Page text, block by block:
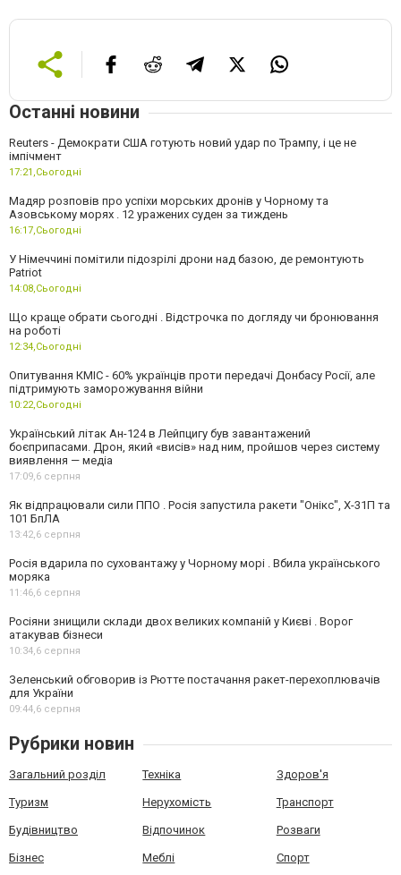
Останні новини
Reuters - Демократи США готують новий удар по Трампу, і це не
імпічмент
17:21,Сьогодні
Мадяр розповів про успіхи морських дронів у Чорному та
Азовському морях . 12 уражених суден за тиждень
16:17,Сьогодні
У Німеччині помітили підозрілі дрони над базою, де ремонтують
Patriot
14:08,Сьогодні
Що краще обрати сьогодні . Відстрочка по догляду чи бронювання
на роботі
12:34,Сьогодні
Опитування КМІС - 60% українців проти передачі Донбасу Росії, але
підтримують заморожування війни
10:22,Сьогодні
Український літак Ан-124 в Лейпцигу був завантажений
боєприпасами. Дрон, який «висів» над ним, пройшов через систему
виявлення — медіа
17:09,6 серпня
Як відпрацювали сили ППО . Росія запустила ракети "Онікс", Х-31П та
101 БпЛА
13:42,6 серпня
Росія вдарила по суховантажу у Чорному морі . Вбила українського
моряка
11:46,6 серпня
Росіяни знищили склади двох великих компаній у Києві . Ворог
атакував бізнеси
10:34,6 серпня
Зеленський обговорив із Рютте постачання ракет-перехоплювачів
для України
09:44,6 серпня
Рубрики новин
Загальний розділ Техніка Здоров'я
Туризм Нерухомість Транспорт
Будівництво Відпочинок Розваги
Бізнес Меблі Спорт